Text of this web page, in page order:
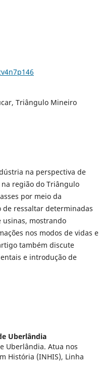
Triângulo Mineiro
na perspectiva de
região do Triângulo
por meio da
ressaltar determinadas
usinas, mostrando
nos modos de vidas e
também discute
e introdução de
Uberlândia
Uberlândia. Atua nos
História (INHIS), Linha